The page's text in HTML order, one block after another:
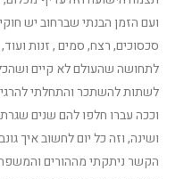
ועם הזמן הבנתי שברחוב יש
סכסוכים, רצח, סמים , זנות
לתחושה שהעולם לא קיים
לשתות להשתכר והתחלתי
וככה עברו חלפו להם שנים
ושינה, וזה כל יום לחשוב איך